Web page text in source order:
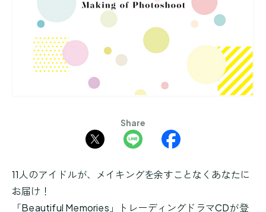
Share
11人のアイドルが、メイキングを余すことなくあなたに
お届け！
「Beautiful Memories」トレーディングドラマCDが登